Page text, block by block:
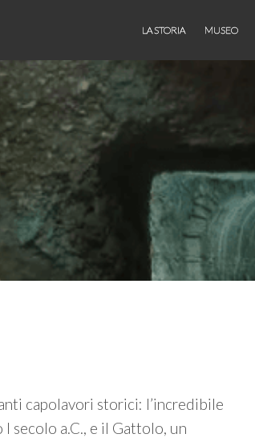
LA STORIA MUSEO
capolavori storici: l’incredibile
secolo a.C., e il Gattolo, un